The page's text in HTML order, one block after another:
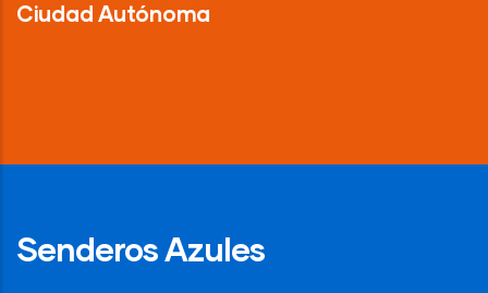
Ciudad Autónoma
Senderos Azules